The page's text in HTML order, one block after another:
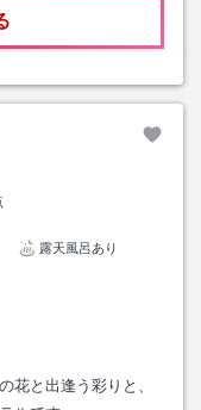
露天風呂あり
花と出逢う彩りと、